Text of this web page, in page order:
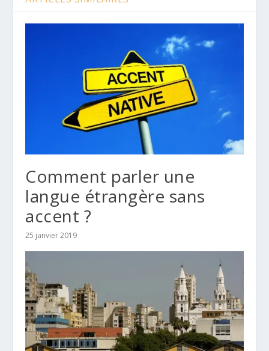
Comment parler une
langue étrangère sans
accent ?
25 janvier 2019